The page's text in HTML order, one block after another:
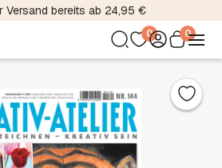
Versand bereits ab 24,95 €
0 0